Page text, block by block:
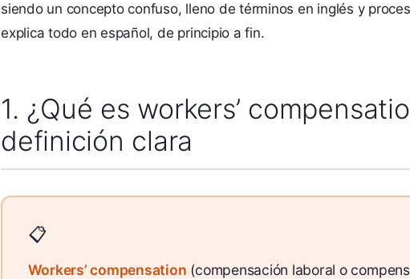
siendo un concepto confuso, lleno de términos en inglés y
explica todo en español, de principio a fin.
1. ¿Qué es workers’
definición clara
Workers’ compensation (compensación laboral o